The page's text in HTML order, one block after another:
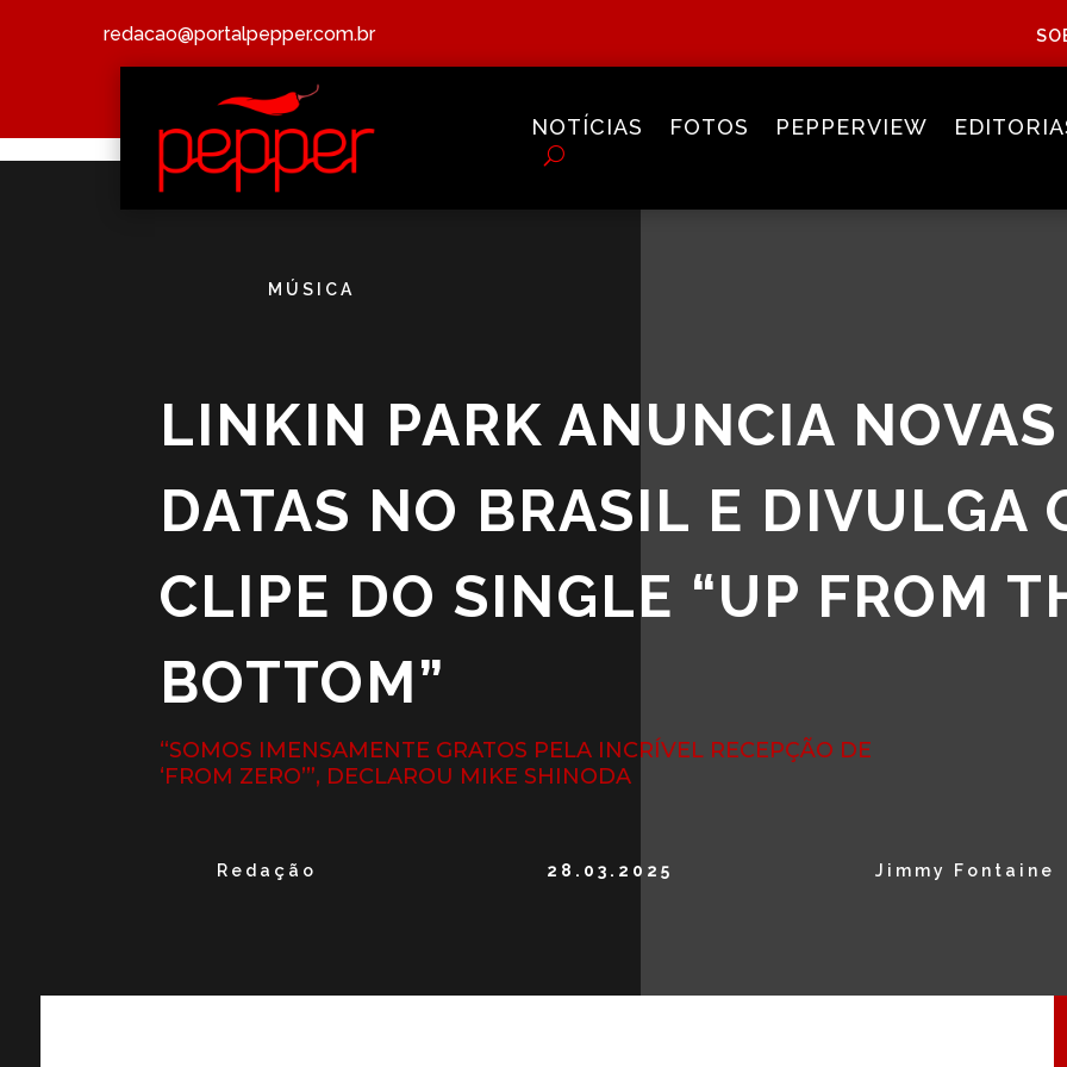
redacao@portalpepper.com.br
NOTÍCIAS FOTOS PEPPERVIEW
MÚSICA
LINKIN PARK ANUNCIA NOVAS
DATAS NO BRASIL E DIVULGA
CLIPE DO SINGLE “UP FROM
BOTTOM”
“SOMOS IMENSAMENTE GRATOS PELA INCRÍVEL RECEPÇÃO DE
‘FROM ZERO’”, DECLAROU MIKE SHINODA
Redação 28.03.2025 Jimmy Fontaine